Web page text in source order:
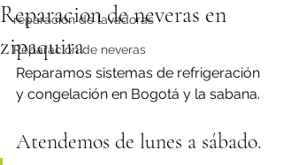
reparacion de lavadoras
Reparación de neveras
Reparacion de neveras en
zipaquira
Reparamos sistemas de refrigeración
y congelación en Bogotá y la sabana.
Atendemos de lunes a sábado.